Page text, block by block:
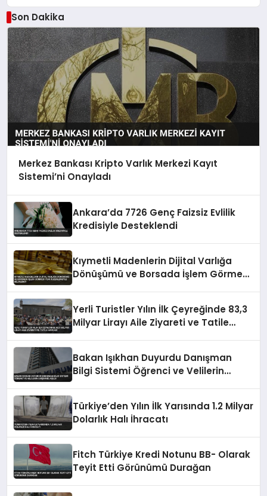
Son Dakika
Merkez Bankası Kripto Varlık Merkezi Kayıt
Sistemi’ni Onayladı
Ankara’da 7726 Genç Faizsiz Evlilik
Kredisiyle Desteklendi
Kıymetli Madenlerin Dijital Varlığa
Dönüşümü ve Borsada İşlem Görmesi
Yerli Turistler Yılın İlk Çeyreğinde 83,3
Milyar Lirayı Aile Ziyareti ve Tatile
Bakan Işıkhan Duyurdu Danışman
Bilgi Sistemi Öğrenci ve Velilerin
Türkiye’den Yılın İlk Yarısında 1.2 Milyar
Dolarlık Halı İhracatı
Fitch Türkiye Kredi Notunu BB- Olarak
Teyit Etti Görünümü Durağan